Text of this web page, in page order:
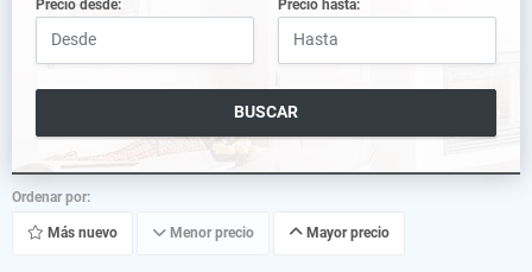
Precio desde: Precio hasta:
BUSCAR
Ordenar por:
Más nuevo Menor precio Mayor precio